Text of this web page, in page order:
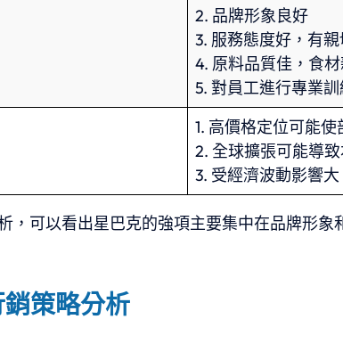
2. 品牌形象良好
3. 服務態度好，有
4. 原料品質佳，食
5. 對員工進行專業
1. 高價格定位可能
2. 全球擴張可能導
3. 受經濟波動影響
，可以看出星巴克的強項主要集中在品牌形
策略分析